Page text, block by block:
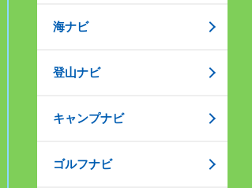
海ナビ
登山ナビ
キャンプナビ
ゴルフナビ